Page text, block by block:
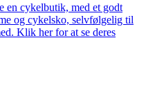
en cykelbutik, med et godt
og cykelsko, selvfølgelig til
Klik her for at se deres